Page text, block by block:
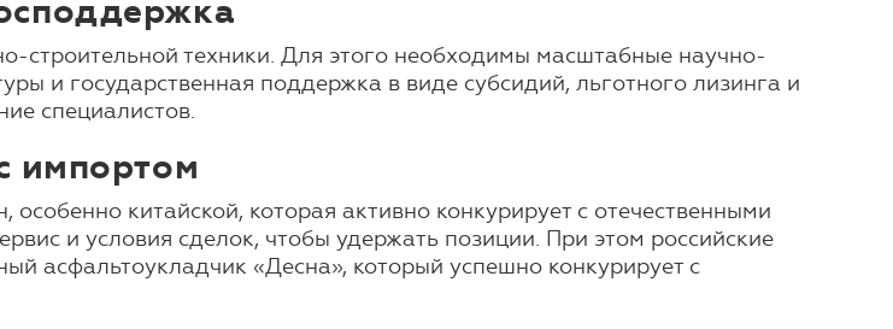
строительной техники. Для этого необходимы масштабные научно-
и государственная поддержка в виде субсидий, льготного лизинга и
специалистов.
импортом
китайской, которая активно конкурирует с отечественными
и условия сделок, чтобы удержать позиции. При этом российские
асфальтоукладчик «Десна», который успешно конкурирует с